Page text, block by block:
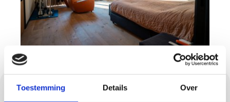
Toestemming Details Over
Beton ciré: strak en